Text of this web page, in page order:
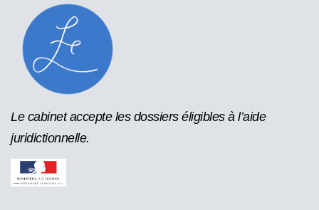
Le cabinet accepte les dossiers éligibles à l’aide
juridictionnelle.